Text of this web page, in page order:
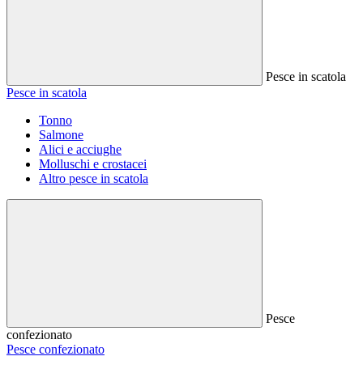
Pesce in scatola
Pesce in scatola
Tonno
Salmone
Alici e acciughe
Molluschi e crostacei
Altro pesce in scatola
Pesce
confezionato
Pesce confezionato